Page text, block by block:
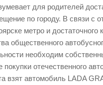
для родителей
по городу. В связи с
метро и достаточного
общественного
необходим
покупки отечественного
взят автомобиль LADA